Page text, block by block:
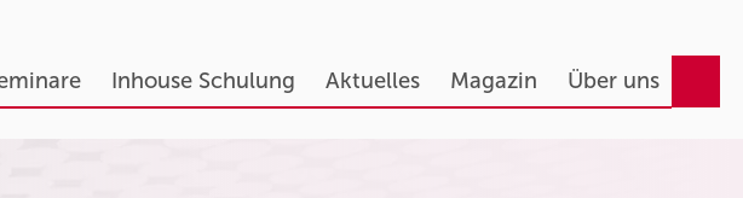
Inhouse Schulung Aktuelles Magazin Über uns